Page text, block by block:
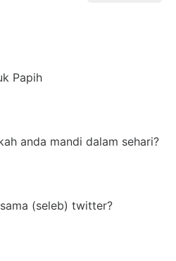
Papih
anda mandi dalam sehari?
(seleb) twitter?